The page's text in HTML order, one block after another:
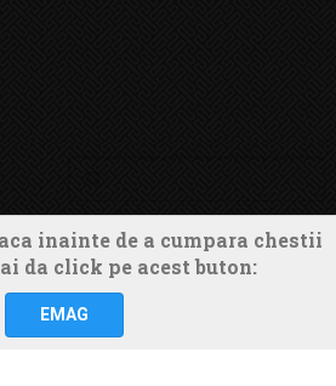
inainte de a cumpara chestii
ai da click pe acest buton:
EMAG